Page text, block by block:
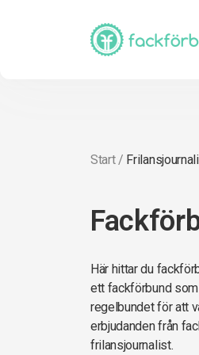
Start/
Här hittar du
ett fackförbund
regelbundet för att
erbjudanden från
frilansjournalist.